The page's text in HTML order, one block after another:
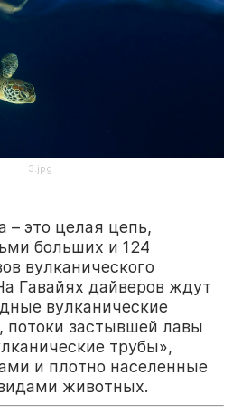
3.jpg
– это целая цепь,
больших и 124
вулканического
Гавайях дайверов ждут
вулканические
застывшей лавы
трубы»,
и плотно населенные
животных.